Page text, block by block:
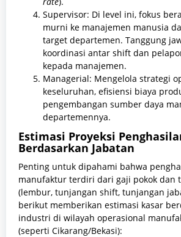
Supervisor: Di level ini, fokus
murni ke manajemen manusia
target departemen. Tanggung
koordinasi antar shift dan
kepada manajemen.
Managerial: Mengelola strategi
keseluruhan, efisiensi biaya
pengembangan sumber daya
departemennya.
Estimasi Proyeksi
Berdasarkan Jabatan
Penting untuk dipahami bahwa
manufaktur terdiri dari gaji pokok dan
(lembur, tunjangan shift, tunjangan
berikut memberikan estimasi kasar
industri di wilayah operasional
(seperti Cikarang/Bekasi):